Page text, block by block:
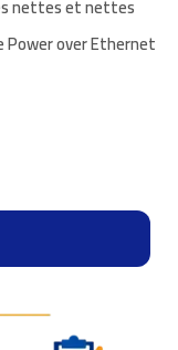
nettes et nettes
Power over Ethernet